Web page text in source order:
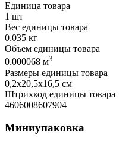
Единица товара
1 шт
Вес единицы товара
0.035 кг
Объем единицы товара
0.000068 м3
Размеры единицы товара
0,2х20,5х16,5 см
Штрихкод единицы товара
4606008607904
Миниупаковка